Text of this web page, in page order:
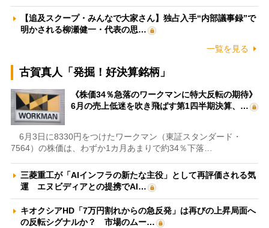
【追及スクープ・みんなで大家さん】独占入手“内部議事録”で
明かされる柳瀬健一・代表の思…
一覧を見る
古賀真人「発掘！好決算銘柄」
《株価34％急落のワークマンに特大反転の期待》
6月の売上低迷を吹き飛ばす第1四半期決算、…
6月3日に8330円をつけたワークマン（東証スタンダード・
7564）の株価は、わずか1カ月あまりで約34％下落…
三菱重工が「AIインフラの新たな主役」として再評価される気
運 エヌビディアとの提携でAI…
キオクシアHD「7万円割れからの急反発」は再びの上昇局面へ
の反転シグナルか？ 市場のムー…